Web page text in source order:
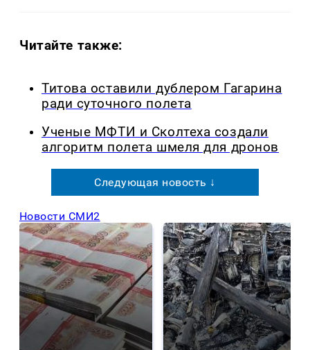
Читайте также:
Титова оставили дублером Гагарина
ради суточного полета
Ученые МФТИ и Сколтеха создали
алгоритм полета шмеля для дронов
Следующая новость ↓
Новости СМИ2